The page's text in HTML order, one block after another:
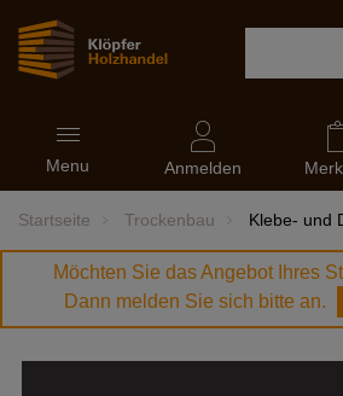
Navigation
ein-
und
ausblenden
Menu Anmelden
Startseite Trockenbau Klebe- und
Möchten Sie das Angebot Ihres
Dann melden Sie sich bitte an.